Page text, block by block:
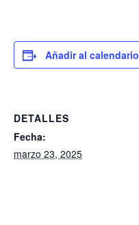
Añadir al calendario
DETALLES
Fecha:
marzo 23, 2025